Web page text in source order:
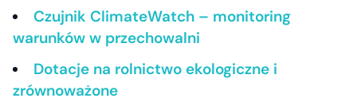
Czujnik ClimateWatch – monitoring
warunków w przechowalni
Dotacje na rolnictwo ekologiczne i
zrównoważone